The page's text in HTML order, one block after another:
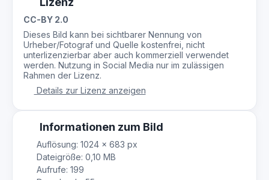
CC-BY 2.0
Dieses Bild kann bei sichtbarer Nennung von
Urheber/Fotograf und Quelle kostenfrei, nicht
unterlizenzierbar aber auch kommerziell verwendet
werden. Nutzung in Social Media nur im zulässigen
Rahmen der Lizenz.
Details zur Lizenz anzeigen
Informationen zum Bild
Auflösung: 1024 × 683 px
Dateigröße: 0,10 MB
Aufrufe: 199